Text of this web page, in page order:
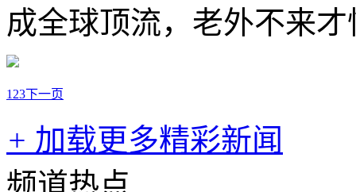
成全球顶流，老外不来才
1 23下一页
+ 加载更多精彩新闻
频道热点